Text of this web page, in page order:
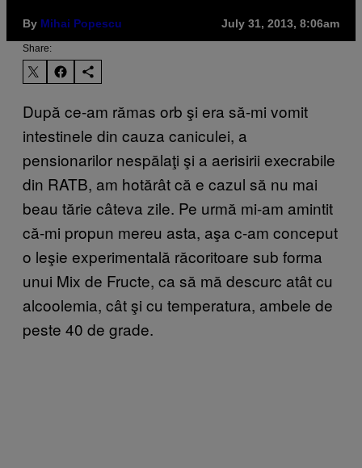
By Mihai Popescu July 31, 2013, 8:06am
Share:
După ce-am rămas orb şi era să-mi vomit
intestinele din cauza caniculei, a
pensionarilor nespălaţi şi a aerisirii execrabile
din RATB, am hotărât că e cazul să nu mai
beau tărie câteva zile. Pe urmă mi-am amintit
că-mi propun mereu asta, aşa c-am conceput
o leşie experimentală răcoritoare sub forma
unui Mix de Fructe, ca să mă descurc atât cu
alcoolemia, cât şi cu temperatura, ambele de
peste 40 de grade.